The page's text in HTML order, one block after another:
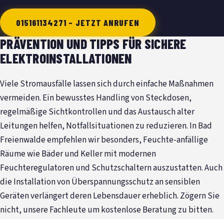
015161134271 – JETZT ANRUFEN
PRÄVENTION UND TIPPS FÜR SICHERE
ELEKTROINSTALLATIONEN
Viele Stromausfälle lassen sich durch einfache Maßnahmen
vermeiden. Ein bewusstes Handling von Steckdosen,
regelmäßige Sichtkontrollen und das Austausch alter
Leitungen helfen, Notfallsituationen zu reduzieren. In Bad
Freienwalde empfehlen wir besonders, Feuchte-anfällige
Räume wie Bäder und Keller mit modernen
Feuchteregulatoren und Schutzschaltern auszustatten. Auch
die Installation von Überspannungsschutz an sensiblen
Geräten verlängert deren Lebensdauer erheblich. Zögern Sie
nicht, unsere Fachleute um kostenlose Beratung zu bitten.